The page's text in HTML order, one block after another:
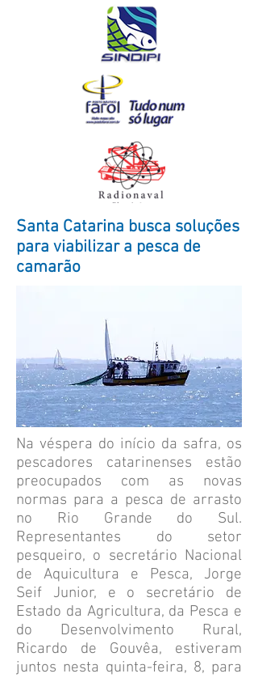
Santa Catarina busca soluções
para viabilizar a pesca de
camarão
Na véspera do início da safra, os
pescadores catarinenses estão
preocupados com as novas
normas para a pesca de arrasto
no Rio Grande do Sul.
Representantes do setor
pesqueiro, o secretário Nacional
de Aquicultura e Pesca, Jorge
Seif Junior, e o secretário de
Estado da Agricultura, da Pesca e
do Desenvolvimento Rural,
Ricardo de Gouvêa, estiveram
juntos nesta quinta-feira, 8, para